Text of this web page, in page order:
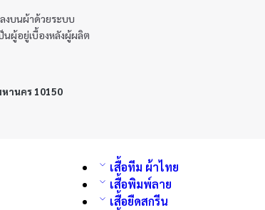
งบนผ้าด้วยระบบ
นผู้อยู่เบื้องหลังผู้ผลิต
านคร 10150
เสื้อทีม ผ้าไทย
เสื้อพิมพ์ลาย
เสื้อยืดสกรีน